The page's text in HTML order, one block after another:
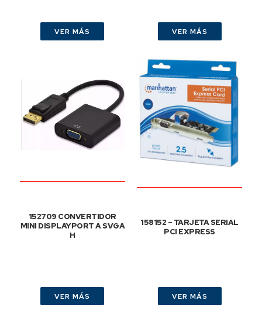
VER MÁS VER MÁS
152709 CONVERTIDOR
MINI DISPLAYPORT A SVGA
H
VER MÁS
158152 – TARJETA SERIAL
PCI EXPRESS
VER MÁS